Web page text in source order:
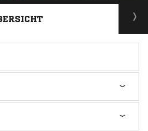
ANZEIGE